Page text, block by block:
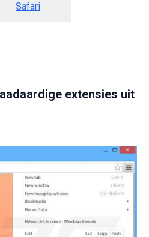
Safari
extensies uit